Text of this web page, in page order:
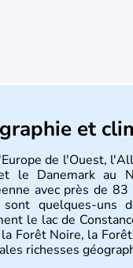
et
de l'Ouest,
le Danemark au
avec près de
sont quelques-uns
le lac de
Forêt Noire, la
richesses